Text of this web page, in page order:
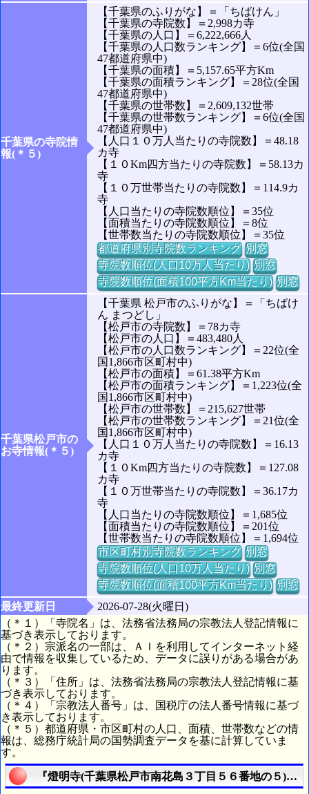
千葉県の寺院情
報(＊５)
【千葉県のふりがな】＝「ちばけん」
【千葉県の寺院数】＝2,998カ寺
【千葉県の人口】＝6,222,666人
【千葉県の人口数ランキング】＝6位(全国
47都道府県中)
【千葉県の面積】＝5,157.65平方Km
【千葉県の面積ランキング】＝28位(全国
47都道府県中)
【千葉県の世帯数】＝2,609,132世帯
【千葉県の世帯数ランキング】＝6位(全国
47都道府県中)
【人口１０万人当たりの寺院数】＝48.18
カ寺
【１０Km四方当たりの寺院数】＝58.13カ
寺
【１０万世帯当たりの寺院数】＝114.9カ
寺
【人口当たりの寺院数順位】＝35位
【面積当たりの寺院数順位】＝8位
【世帯数当たりの寺院数順位】＝35位
都道府県別寺院数ランキング 別窓
寺院数順位(人口10万人当たり) 別窓
寺院数順位(面積100平方Km当たり) 別窓
千葉県松戸市の
お寺情報(＊５)
【千葉県 松戸市のふりがな】＝「ちばけ
ん まつどし」
【松戸市の寺院数】＝78カ寺
【松戸市の人口】＝483,480人
【松戸市の人口数ランキング】＝22位(全
国1,866市区町村中)
【松戸市の面積】＝61.38平方Km
【松戸市の面積ランキング】＝1,223位(全
国1,866市区町村中)
【松戸市の世帯数】＝215,627世帯
【松戸市の世帯数ランキング】＝21位(全
国1,866市区町村中)
【人口１０万人当たりの寺院数】＝16.13
カ寺
【１０Km四方当たりの寺院数】＝127.08
カ寺
【１０万世帯当たりの寺院数】＝36.17カ
寺
【人口当たりの寺院数順位】＝1,685位
【面積当たりの寺院数順位】＝201位
【世帯数当たりの寺院数順位】＝1,694位
市区町村別寺院数ランキング 別窓
寺院数順位(人口10万人当たり) 別窓
寺院数順位(面積100平方Km当たり) 別窓
最終更新日
2026-07-28(火曜日)
（＊１）「寺院名」は、法務省法務局の宗教法人登記情報に
基づき表示しております。
（＊２）宗派名の一部は、ＡＩを利用してインターネット経
由で情報を収集しているため、データに誤りがある場合があ
ります。
（＊３）「住所」は、法務省法務局の宗教法人登記情報に基
づき表示しております。
（＊４）「宗教法人番号」は、国税庁の法人番号情報に基づ
き表示しております。
（＊５）都道府県・市区町村の人口、面積、世帯数などの情
報は、総務庁統計局の国勢調査データを基に計算していま
す。
『燈明寺(千葉県松戸市南花島３丁目５６番地の５)』